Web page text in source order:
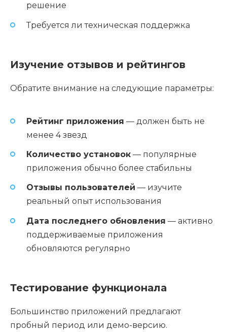
решение
Требуется ли техническая поддержка
Изучение отзывов и рейтингов
Обратите внимание на следующие параметры:
Рейтинг приложения — должен быть не
менее 4 звезд
Количество установок — популярные
приложения обычно более стабильны
Отзывы пользователей — изучите
реальный опыт использования
Дата последнего обновления — активно
поддерживаемые приложения
обновляются регулярно
Тестирование функционала
Большинство приложений предлагают
пробный период или демо-версию.